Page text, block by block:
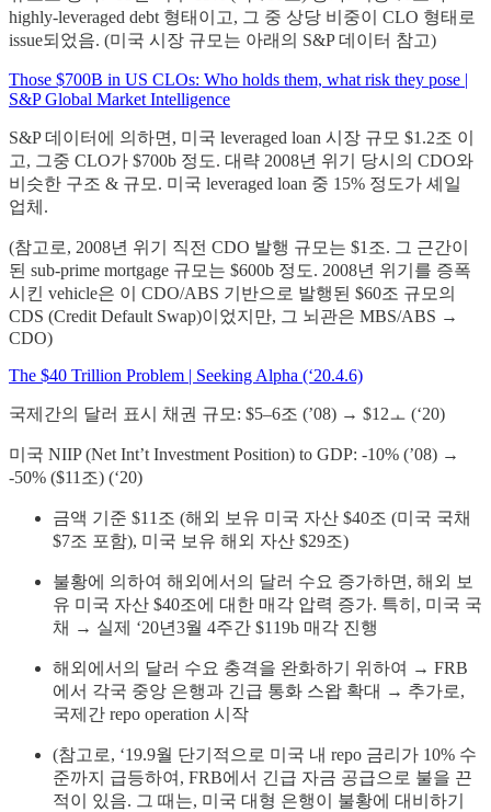
highly-leveraged debt 형태이고, 그 중 상당 비중이 CLO 형태로
issue되었음. (미국 시장 규모는 아래의 S&P 데이터 참고)
Those $700B in US CLOs: Who holds them, what risk they pose |
S&P Global Market Intelligence
S&P 데이터에 의하면, 미국 leveraged loan 시장 규모 $1.2조 이
고, 그중 CLO가 $700b 정도. 대략 2008년 위기 당시의 CDO와
비슷한 구조 & 규모. 미국 leveraged loan 중 15% 정도가 셰일
업체.
(참고로, 2008년 위기 직전 CDO 발행 규모는 $1조. 그 근간이
된 sub-prime mortgage 규모는 $600b 정도. 2008년 위기를 증폭
시킨 vehicle은 이 CDO/ABS 기반으로 발행된 $60조 규모의
CDS (Credit Default Swap)이었지만, 그 뇌관은 MBS/ABS →
CDO)
The $40 Trillion Problem | Seeking Alpha (‘20.4.6)
국제간의 달러 표시 채권 규모: $5–6조 (’08) → $12ㅗ (‘20)
미국 NIIP (Net Int’t Investment Position) to GDP: -10% (’08) →
-50% ($11조) (‘20)
금액 기준 $11조 (해외 보유 미국 자산 $40조 (미국 국채
$7조 포함), 미국 보유 해외 자산 $29조)
불황에 의하여 해외에서의 달러 수요 증가하면, 해외 보
유 미국 자산 $40조에 대한 매각 압력 증가. 특히, 미국 국
채 → 실제 ‘20년3월 4주간 $119b 매각 진행
해외에서의 달러 수요 충격을 완화하기 위하여 → FRB
에서 각국 중앙 은행과 긴급 통화 스왑 확대 → 추가로,
국제간 repo operation 시작
(참고로, ‘19.9월 단기적으로 미국 내 repo 금리가 10% 수
준까지 급등하여, FRB에서 긴급 자금 공급으로 불을 끈
적이 있음. 그 때는, 미국 대형 은행이 불황에 대비하기